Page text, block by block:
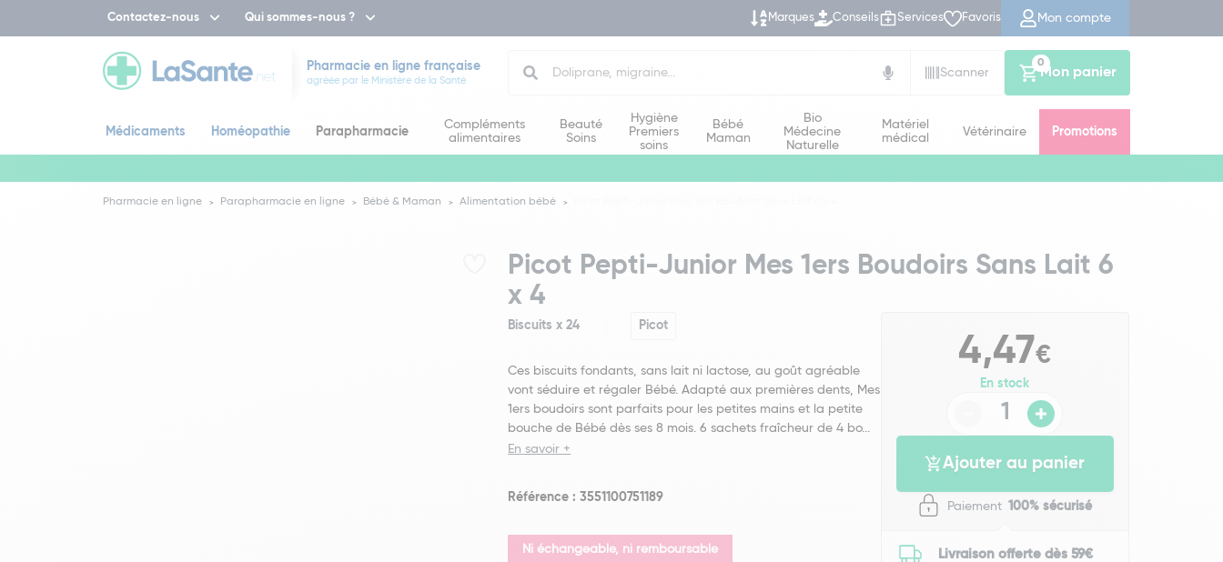
Contactez-nous Qui sommes-nous ? Marques Conseils Services Favoris Mon compte
Pharmacie en ligne française
agréée par le Ministère de la Santé
Scanner
Mon panier
0
Médicaments Homéopathie Parapharmacie
Compléments
alimentaires
Beauté
Soins
Hygiène
Premiers
soins
Bébé
Maman
Bio
Médecine
Naturelle
Matériel
médical
Vétérinaire Promotions
Pharmacie en ligne Parapharmacie en ligne Bébé & Maman Alimentation bébé
Picot Pepti-Junior Mes 1ers Boudoirs Sans Lait 6
x 4
Biscuits x 24 Picot
Ces biscuits fondants, sans lait ni lactose, au goût agréable
vont séduire et régaler Bébé. Adapté aux premières dents, Mes
1ers boudoirs sont parfaits pour les petites mains et la petite
bouche de Bébé dès ses 8 mois. 6 sachets fraîcheur de 4 bo...
En savoir +
Référence : 3551100751189
Ni échangeable, ni remboursable
4,47€
En stock
Ajouter au panier
Paiement 100% sécurisé
Livraison offerte dès 59€